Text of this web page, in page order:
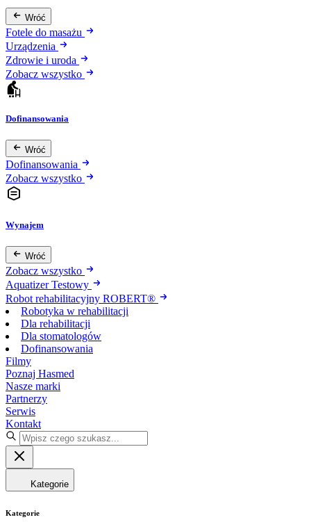
Wróć
Fotele do masażu
Urządzenia
Zdrowie i uroda
Zobacz wszystko
Dofinansowania
Wróć
Dofinansowania
Zobacz wszystko
Wynajem
Wróć
Zobacz wszystko
Aquatizer Testowy
Robot rehabilitacyjny ROBERT®
Robotyka w rehabilitacji
Dla rehabilitacji
Dla stomatologów
Dofinansowania
Filmy
Poznaj Hasmed
Nasze marki
Partnerzy
Serwis
Kontakt
Kategorie
Kategorie